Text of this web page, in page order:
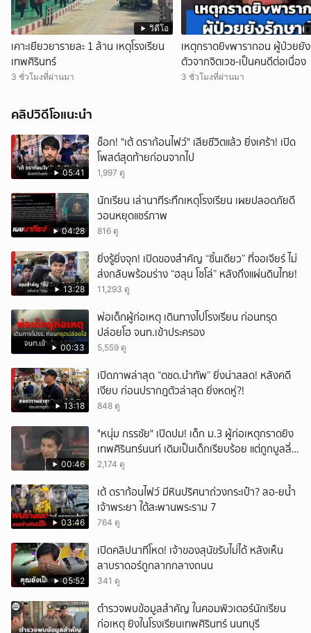
วิดีโอ
เคาะเยียวยารายละ 1 ล้าน เหตุโรงเรียน
เทพศิรินทร์
3 ชั่วโมงที่ผ่านมา
เหตุกราดยิvพารากอน ผู้ป่วยยั
ตัวจากจิตเวช-เป็นคนดีต่อเนื่อง
3 ชั่วโมงที่ผ่านมา
คลิปวิดีโอแนะนำ
05:41
ช็อก! "เต้ ดราก้อนไฟว์" เสียชีวิตแล้ว ยิ่งเศร้า! เปิด
โพสต์สุดท้ายก่อนจากไป
1,997 ดู
04:28
นักเรียน เล่านาทีระทึกเหตุโรงเรียน เผยปลอดภัยดี
วอนหยุดแชร์ภาพ
816 ดู
13:28
ยิ่งรู้ยิ่งจุก! เปิดของสำคัญ “ชิ้นเดียว” ที่จอเจียร์ ไม่
ส่งกลับพร้อมร่าง “ฮลุน โซโล่” หลังถึงแผ่นดินไทย!
11,293 ดู
00:33
พ่อเด็กผู้ก่อเหตุ เดินทางไปโรงเรียน ก่อนทรุด
ปล่อยโฮ จนท.เข้าประครอง
5,559 ดู
13:18
เปิดภาพล่าสุด “ตชด.นำทัพ” ยิ่งน่าสลด! หลังคดี
เงียบ ก่อนปรากฎตัวล่าสุด ยิ่งหดหู่?!
848 ดู
00:46
"หนุ่ม กรรชัย" เปิดปม! เด็ก ม.3 ผู้ก่อเหตุกราดยิง
เทพศิรินทร์นนท์ เดิมเป็นเด็กเรียบร้อย แต่ถูกบูลลี่
หนัก คาดแรงกดดันสะสมกลายเป็นแรงแค้น จนก่อ
2,174 ดู
03:46
เต้ ดราก้อนไฟว์ มีหินปริศนาถ่วงกระเป๋า? ลอ-ยน้ำ
เจ้าพระยา ใต้สะพานพระราม 7
764 ดู
05:52
เปิดคลิปนาทีโหด! เจ้าของสุนัขรับไม่ได้ หลังเห็น
ลาบราดอร์ถูกลากกลางถนน
341 ดู
ตำรวจพบข้อมูลสำคัญ ในคอมพิวเตอร์นักเรียน
ก่อเหตุ ยิงในโรงเรียนเทพศิรินทร์ นนทบุรี